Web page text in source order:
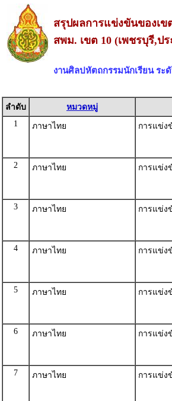
สรุปผลการแข่งขันของเ
สพม. เขต 10 (เพชรบุรี,
งานศิลปหัตถกรรมนักเรียน ระ
ลำดับ หมวดหมู่
1
ภาษาไทย การแข่ง
2 ภาษาไทย การแข่ง
3 ภาษาไทย การแข่ง
4 ภาษาไทย การแข่ง
5 ภาษาไทย การแข่ง
6 ภาษาไทย การแข่ง
7 ภาษาไทย การแข่ง